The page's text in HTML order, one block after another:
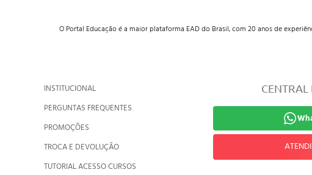
O Portal Educação é a maior plataforma EAD do Brasil, com 20 anos de
INSTITUCIONAL
PERGUNTAS FREQUENTES
PROMOÇÕES
TROCA E DEVOLUÇÃO
TUTORIAL ACESSO CURSOS